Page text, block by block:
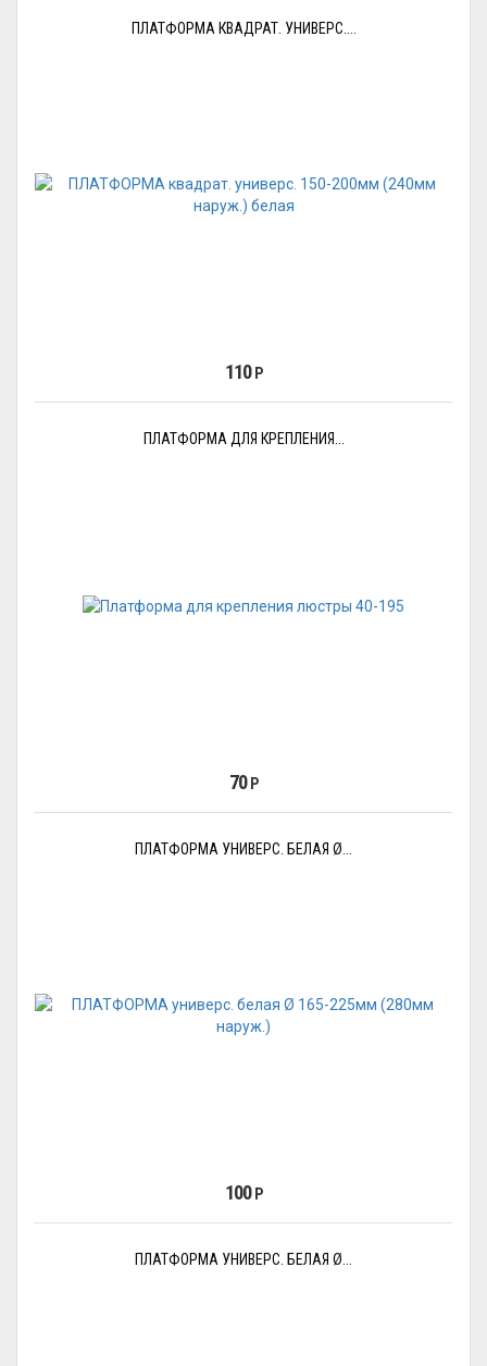
ПЛАТФОРМА КВАДРАТ. УНИВЕРС....
110 Р
ПЛАТФОРМА ДЛЯ КРЕПЛЕНИЯ...
70 Р
ПЛАТФОРМА УНИВЕРС. БЕЛАЯ Ø...
100 Р
ПЛАТФОРМА УНИВЕРС. БЕЛАЯ Ø...